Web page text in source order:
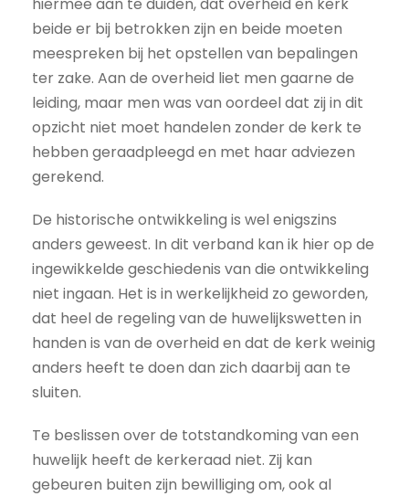
beide er bij betrokken zijn en beide moeten
meespreken bij het opstellen van bepalingen
ter zake. Aan de overheid liet men gaarne de
leiding, maar men was van oordeel dat zij in dit
opzicht niet moet handelen zonder de kerk te
hebben geraadpleegd en met haar adviezen
gerekend.
De historische ontwikkeling is wel enigszins
anders geweest. In dit verband kan ik hier op de
ingewikkelde geschiedenis van die ontwikkeling
niet ingaan. Het is in werkelijkheid zo geworden,
dat heel de regeling van de huwelijkswetten in
handen is van de overheid en dat de kerk weinig
anders heeft te doen dan zich daarbij aan te
sluiten.
Te beslissen over de totstandkoming van een
huwelijk heeft de kerkeraad niet. Zij kan
gebeuren buiten zijn bewilliging om, ook al